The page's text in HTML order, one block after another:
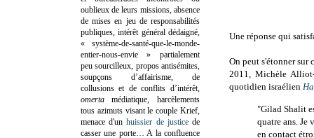
Une réponse qui
On peut s'étonner sur
2011, Michèle
quotidien israélien
"Gilad Shalit
quatre ans. Je
en contact
oublieux de leurs missions, absence
de mises en jeu de responsabilités
publiques, intérêt général dédaigné,
« système-de-santé-que-le-monde-
entier-nous-envie » partialement
peu sourcilleux, propos antisémites,
soupçons d’affairisme, de
collusions et de conflits d’intérêt,
omertamédiatique, harcèlements
tous azimuts visant le couple Krief,
menace d'unhuissier de justicede
casser une porte… A la confluence